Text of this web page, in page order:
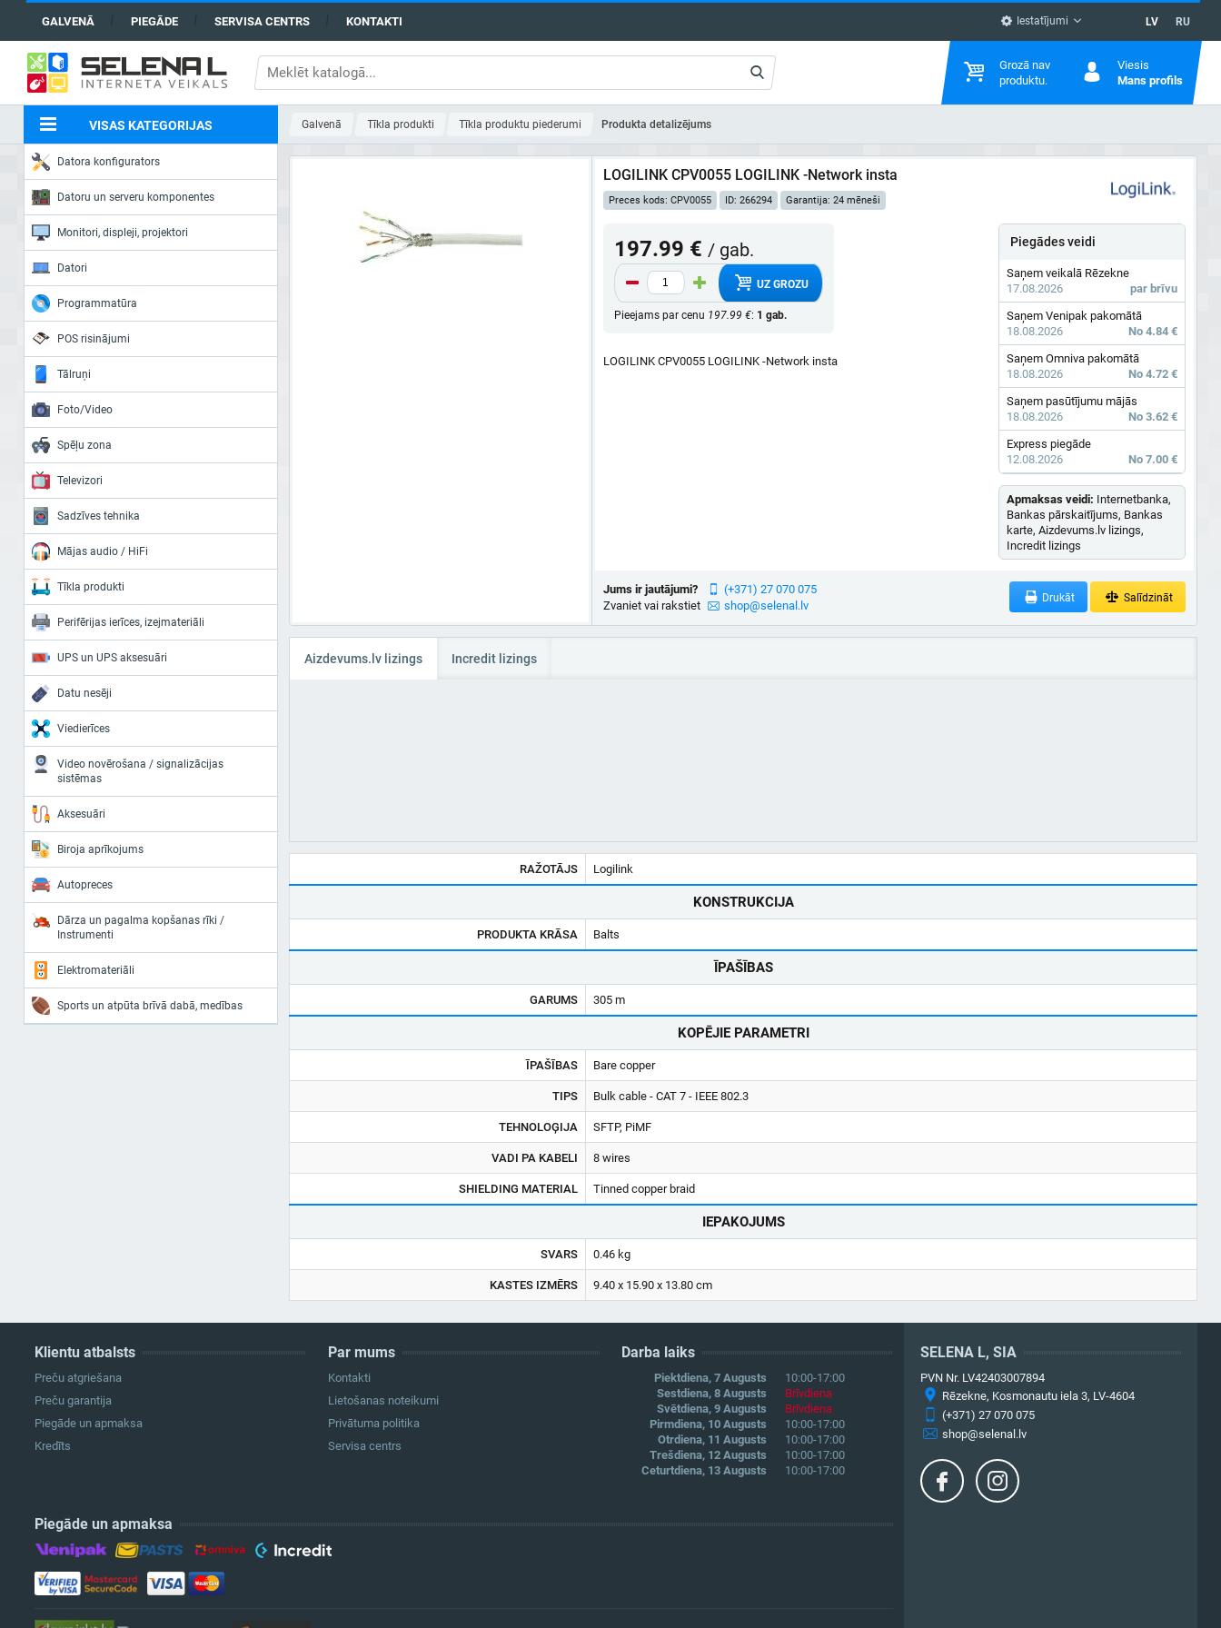
GALVENĀ PIEGĀDE SERVISA CENTRS KONTAKTI Iestatījumi LV RU
Grozā nav
produktu.
Viesis
Mans profils
VISAS KATEGORIJAS Galvenā Tīkla produkti Tīkla produktu piederumi Produkta detalizējums
Datora konfigurators
Datoru un serveru komponentes
Monitori, displeji, projektori
Datori
Programmatūra
POS risinājumi
Tālruņi
Foto/Video
Spēļu zona
Televizori
Sadzīves tehnika
Mājas audio / HiFi
Tīkla produkti
Perifērijas ierīces, izejmateriāli
UPS un UPS aksesuāri
Datu nesēji
Viedierīces
Video novērošana / signalizācijas
sistēmas
Aksesuāri
Biroja aprīkojums
Autopreces
Dārza un pagalma kopšanas rīki /
Instrumenti
Elektromateriāli
Sports un atpūta brīvā dabā, medības
LOGILINK CPV0055 LOGILINK -Network insta
Preces kods: CPV0055 ID: 266294 Garantija: 24 mēneši
197.99 € / gab.
UZ GROZU
Pieejams par cenu 197.99 €: 1 gab.
LOGILINK CPV0055 LOGILINK -Network insta
Piegādes veidi
Saņem veikalā Rēzekne
17.08.2026
par brīvu
Saņem Venipak pakomātā
18.08.2026
No 4.84 €
Saņem Omniva pakomātā
18.08.2026
No 4.72 €
Saņem pasūtījumu mājās
18.08.2026
No 3.62 €
Express piegāde
12.08.2026
No 7.00 €
Apmaksas veidi: Internetbanka,
Bankas pārskaitījums, Bankas
karte, Aizdevums.lv lizings,
Incredit lizings
Jums ir jautājumi?
Zvaniet vai rakstiet
(+371) 27 070 075
shop@selenal.lv
Drukāt Salīdzināt
Aizdevums.lv lizings Incredit lizings
RAŽOTĀJS Logilink
KONSTRUKCIJA
PRODUKTA KRĀSA Balts
ĪPAŠĪBAS
GARUMS 305 m
KOPĒJIE PARAMETRI
ĪPAŠĪBAS Bare copper
TIPS Bulk cable - CAT 7 - IEEE 802.3
TEHNOLOĢIJA SFTP, PiMF
VADI PA KABELI 8 wires
SHIELDING MATERIAL Tinned copper braid
IEPAKOJUMS
SVARS 0.46 kg
KASTES IZMĒRS 9.40 x 15.90 x 13.80 cm
Klientu atbalsts
Preču atgriešana
Preču garantija
Piegāde un apmaksa
Kredīts
Par mums
Kontakti
Lietošanas noteikumi
Privātuma politika
Servisa centrs
Darba laiks
Piektdiena, 7 Augusts
10:00-17:00
Sestdiena, 8 Augusts
Brīvdiena
Svētdiena, 9 Augusts
Brīvdiena
Pirmdiena, 10 Augusts
10:00-17:00
Otrdiena, 11 Augusts
10:00-17:00
Trešdiena, 12 Augusts
10:00-17:00
Ceturtdiena, 13 Augusts
10:00-17:00
Piegāde un apmaksa
SELENA L, SIA
PVN Nr. LV42403007894
Rēzekne, Kosmonautu iela 3, LV-4604
(+371) 27 070 075
shop@selenal.lv